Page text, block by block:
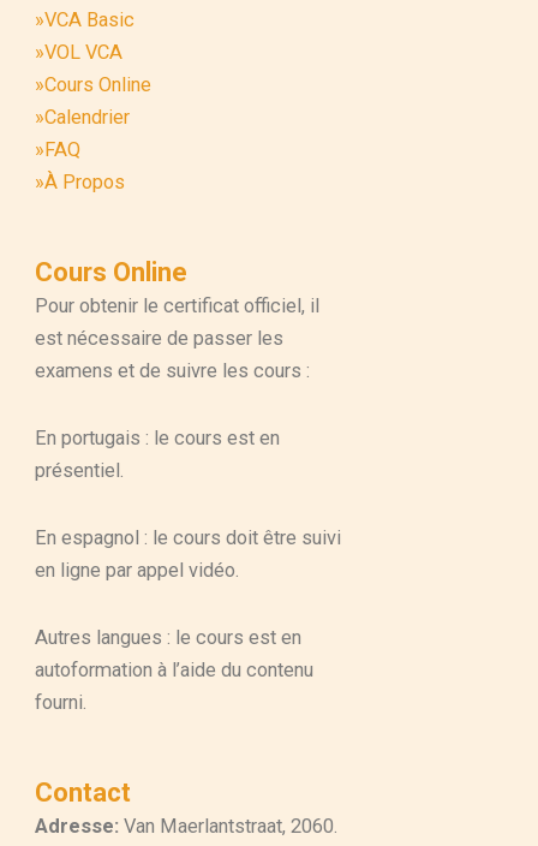
»VCA Basic
»VOL VCA
»Cours Online
»Calendrier
»FAQ
»À Propos
Cours Online
Pour obtenir le certificat officiel, il
est nécessaire de passer les
examens et de suivre les cours :
En portugais : le cours est en
présentiel.
En espagnol : le cours doit être suivi
en ligne par appel vidéo.
Autres langues : le cours est en
autoformation à l’aide du contenu
fourni.
Contact
Adresse: Van Maerlantstraat, 2060.